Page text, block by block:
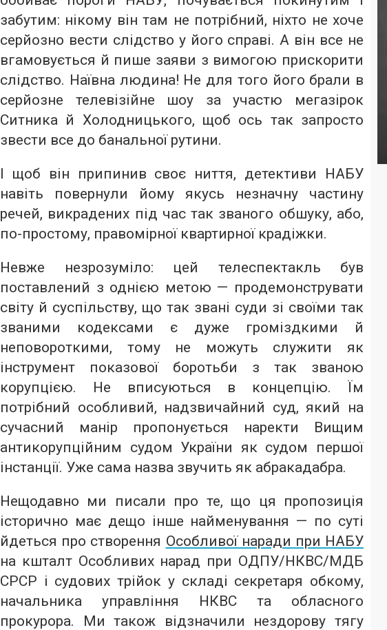
забутим: нікому він там не потрібний, ніхто не хоче
серйозно вести слідство у його справі. А він все не
вгамовується й пише заяви з вимогою прискорити
слідство. Наївна людина! Не для того його брали в
серйозне телевізійне шоу за участю мегазірок
Ситника й Холодницького, щоб ось так запросто
звести все до банальної рутини.
І щоб він припинив своє ниття, детективи НАБУ
навіть повернули йому якусь незначну частину
речей, викрадених під час так званого обшуку, або,
по-простому, правомірної квартирної крадіжки.
Невже незрозуміло: цей телеспектакль був
поставлений з однією метою — продемонструвати
світу й суспільству, що так звані суди зі своїми так
званими кодексами є дуже громіздкими й
неповороткими, тому не можуть служити як
інструмент показової боротьби з так званою
корупцією. Не вписуються в концепцію. Їм
потрібний особливий, надзвичайний суд, який на
сучасний манір пропонується наректи Вищим
антикорупційним судом України як судом першої
інстанції. Уже сама назва звучить як абракадабра.
Нещодавно ми писали про те, що ця пропозиція
історично має дещо інше найменування — по суті
йдеться про створення Особливої ​​наради при НАБУ
на кшталт Особливих нарад при ОДПУ/НКВС/МДБ
СРСР і судових трійок у складі секретаря обкому,
начальника управління НКВС та обласного
прокурора. Ми також відзначили нездорову тягу